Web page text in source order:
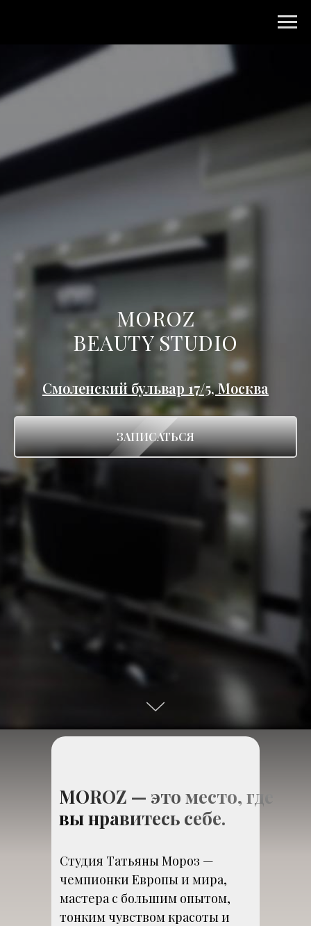
MOROZ
BEAUTY STUDIO
Смоленский бульвар 17/5, Москва
ЗАПИСАТЬСЯ
MOROZ — это место, где
вы нравитесь себе.
Студия Татьяны Мороз —
чемпионки Европы и мира,
мастера с большим опытом,
тонким чувством красоты и